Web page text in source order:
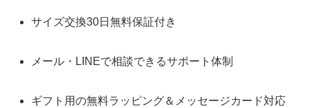
サイズ交換30日無料保証付き
メール・LINEで相談できるサポート体制
ギフト用の無料ラッピング＆メッセージカード対応